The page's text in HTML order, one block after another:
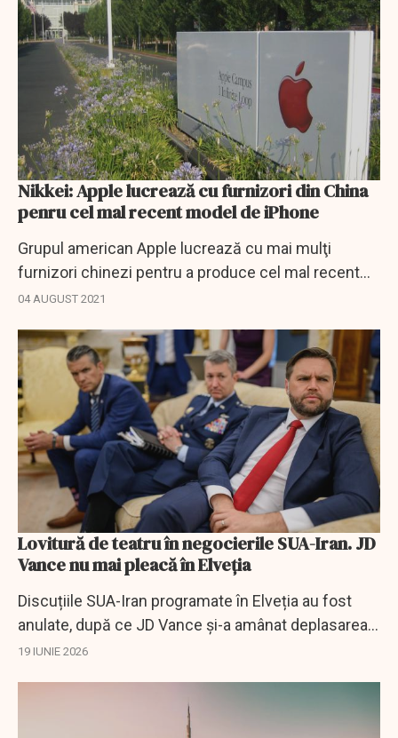
Nikkei: Apple lucrează cu furnizori din China
penru cel mal recent model de iPhone
Grupul american Apple lucrează cu mai mulţi
furnizori chinezi pentru a produce cel mal recent
model de iPhone, a anunţat miercuri publicaţia
a...
04 AUGUST 2021
Lovitură de teatru în negocierile SUA-Iran. JD
Vance nu mai pleacă în Elveția
Discuțiile SUA-Iran programate în Elveția au fost
anulate, după ce JD Vance și-a amânat deplasarea.
Acordul final intră într-o zonă de incertitudine.
19 IUNIE 2026